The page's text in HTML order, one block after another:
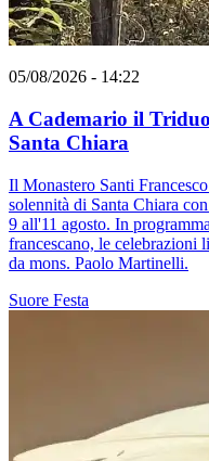
05/08/2026 - 14:22
A Cademario il
Santa Chiara
Il Monastero Santi
solennità di Santa Chiara
9 all'11 agosto. In
francescano, le celebrazioni
da mons. Paolo Martinelli.
Suore Festa